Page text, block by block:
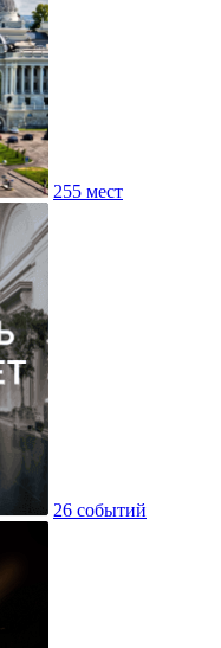
255 мест
26 событий